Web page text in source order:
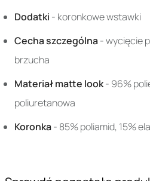
Dodatki - koronkowe wstawki
Cecha szczególna- wycięcie
brzucha
Materiał matte look- 96%
poliuretanowa
Koronka- 85% poliamid, 15%